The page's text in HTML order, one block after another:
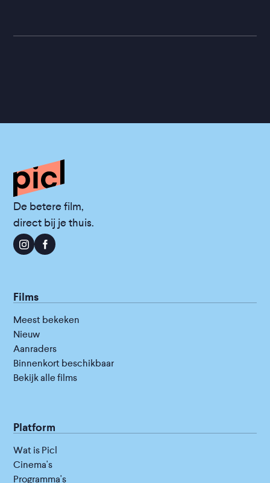
De betere film,
direct bij je thuis.
Films
Meest bekeken
Nieuw
Aanraders
Binnenkort beschikbaar
Bekijk alle films
Platform
Wat is Picl
Cinema's
Programma's